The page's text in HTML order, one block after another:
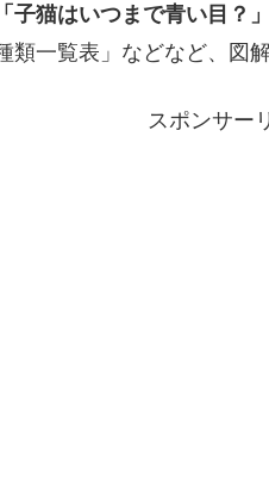
子猫はいつまで青い目？
類一覧表」などなど、図
スポンサー